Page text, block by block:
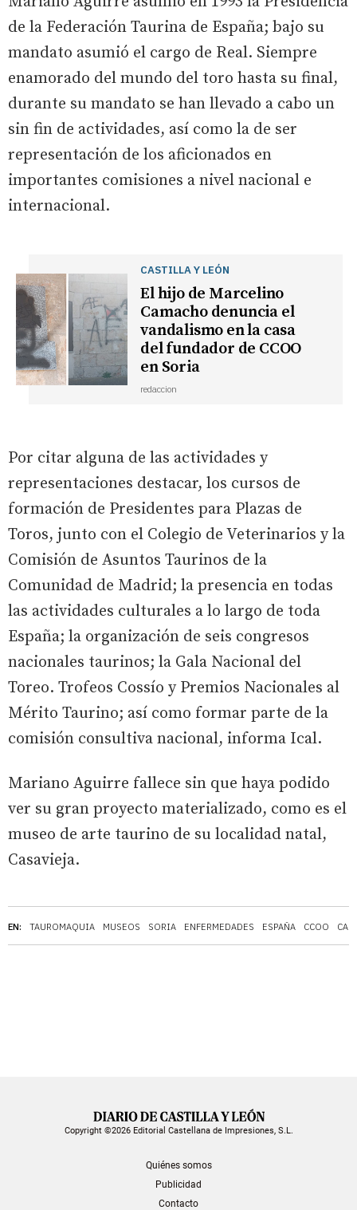
EN: TAUROMAQUIA MUSEOS SORIA ENFERMEDADES ESPAÑA CCOO
de la Federación Taurina de España; bajo su
mandato asumió el cargo de Real. Siempre
enamorado del mundo del toro hasta su final,
durante su mandato se han llevado a cabo un
sin fin de actividades, así como la de ser
representación de los aficionados en
importantes comisiones a nivel nacional e
internacional.
CASTILLA Y LEÓN
El hijo de Marcelino
Camacho denuncia el
vandalismo en la casa
del fundador de CCOO
en Soria
redaccion
Por citar alguna de las actividades y
representaciones destacar, los cursos de
formación de Presidentes para Plazas de
Toros, junto con el Colegio de Veterinarios y la
Comisión de Asuntos Taurinos de la
Comunidad de Madrid; la presencia en todas
las actividades culturales a lo largo de toda
España; la organización de seis congresos
nacionales taurinos; la Gala Nacional del
Toreo. Trofeos Cossío y Premios Nacionales al
Mérito Taurino; así como formar parte de la
comisión consultiva nacional, informa Ical.
Mariano Aguirre fallece sin que haya podido
ver su gran proyecto materializado, como es el
museo de arte taurino de su localidad natal,
Casavieja.
Copyright ©2026 Editorial Castellana de Impresiones, S.L.
Quiénes somos
Publicidad
Contacto